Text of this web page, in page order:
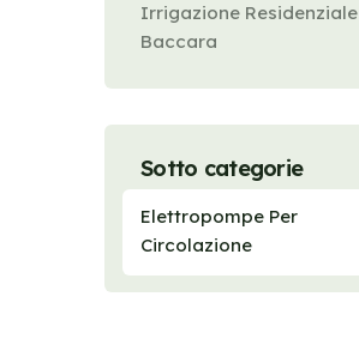
Irrigazione Residenziale
Baccara
Sotto categorie
Elettropompe Per
Circolazione